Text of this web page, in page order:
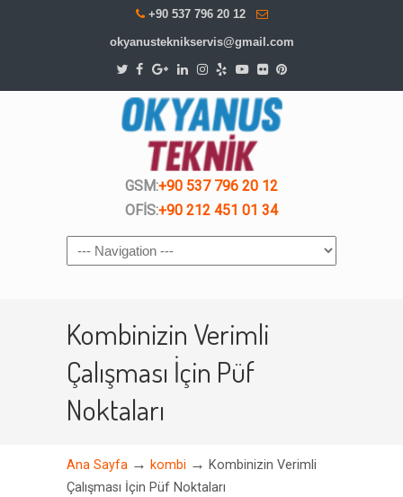
+90 537 796 20 12
okyanusteknikservis@gmail.com
GSM:+90 537 796 20 12
OFİS:+90 212 451 01 34
Navigation
Kombinizin Verimli
Çalışması İçin Püf
Noktaları
Ana Sayfa → kombi → Kombinizin Verimli
Çalışması İçin Püf Noktaları